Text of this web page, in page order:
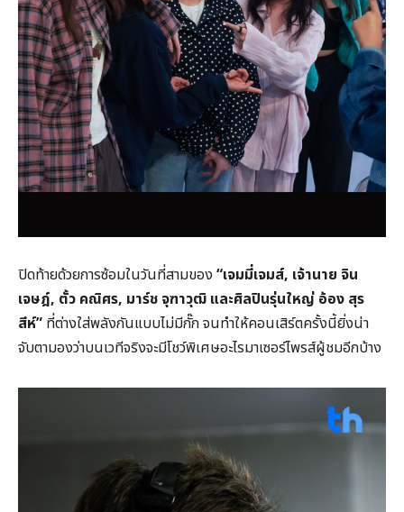
ปิดท้ายด้วยการซ้อมในวันที่สามของ “เจมมี่เจมส์, เจ้านาย จิน
เจษฎ์, ตั้ว คณิศร, มาร์ช จุฑาวุฒิ และศิลปินรุ่นใหญ่ อ้อง สุร
สีห์” ที่ต่างใส่พลังกันแบบไม่มีกั๊ก จนทำให้คอนเสิร์ตครั้งนี้ยิ่งน่า
จับตามองว่าบนเวทีจริงจะมีโชว์พิเศษอะไรมาเซอร์ไพรส์ผู้ชมอีกบ้าง